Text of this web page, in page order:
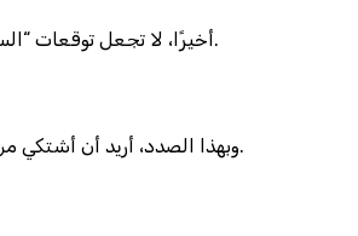
أخيرًا، لا تجعل توقعات “السلطة” تغريك؛ إن مجرد 0.3٪ من اللاعبين يصلون إلى ربح مستدام بعد 200 دورة، وهذا لا يبرر الإدمان على العروض.
وبهذا الصدد، أريد أن أشتكي من حجم الخط الصغير في واجهة سحب الكينو، لا يمكن قراءة الأرقام بوضوح، وهذا يفسد كل تلك الحسابات الدقيقة.